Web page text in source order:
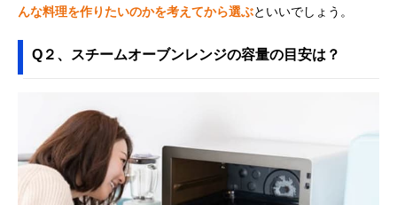
んな料理を作りたいのかを考えてから選ぶといいでしょう。
Q２、スチームオーブンレンジの容量の目安は？